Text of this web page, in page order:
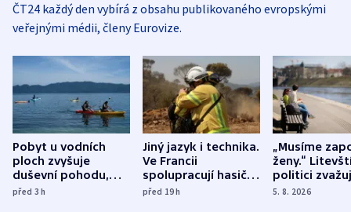
ČT24 každý den vybírá z obsahu publikovaného evropskými
veřejnými médii, členy Eurovize.
Pobyt u vodních
ploch zvyšuje
duševní pohodu,
ukázala
před 3h
Jiný jazyk i technika.
Ve Francii
spolupracují hasiči z
různých zemí
před 19h
„Musíme
ženy.“
politici
dohodu o
5. 8. 2026